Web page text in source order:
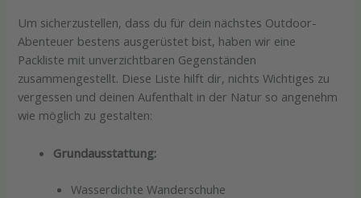
Um sicherzustellen, dass du für dein nächstes Outdoor-
Abenteuer bestens ausgerüstet bist, haben wir eine
Packliste mit unverzichtbaren Gegenständen
zusammengestellt. Diese Liste hilft dir, nichts Wichtiges zu
vergessen und deinen Aufenthalt in der Natur so angenehm
wie möglich zu gestalten:
Grundausstattung:
Wasserdichte Wanderschuhe